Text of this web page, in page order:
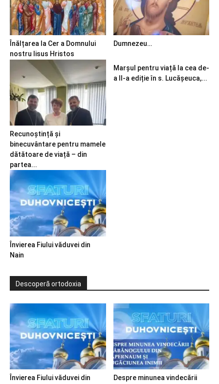
Înălțarea la Cer a Domnului
nostru Iisus Hristos
Dumnezeu…
Recunoștință și
binecuvântare pentru mamele
dătătoare de viață – din
partea...
Marșul pentru viață la cea de-
a II-a ediție în s. Lucășeuca,...
Învierea Fiului văduvei din
Nain
Descoperă ortodoxia
Învierea Fiului văduvei din
Despre minunea vindecării